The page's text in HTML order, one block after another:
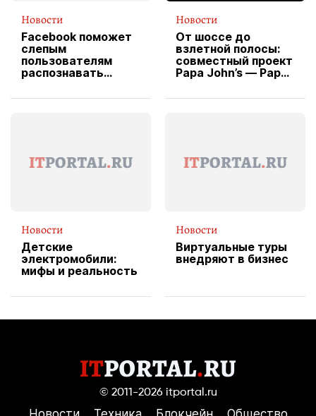
Новости
Facebook поможет
слепым
пользователям
распознавать
Новости
От шоссе до
взлетной полосы:
совместный проект
Papa John’s — Papa
вводит
Новости
Детские
электромобили:
мифы и реальность
Новости
Виртуальные туры
внедряют в бизнес
© 2011-2026 itportal.ru